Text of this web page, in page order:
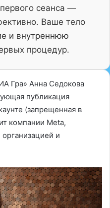
сеанса —
Ваше тело
и внутреннюю
процедур.
Гра» Анна Седокова
публикация
(запрещенная в
компании Meta,
и